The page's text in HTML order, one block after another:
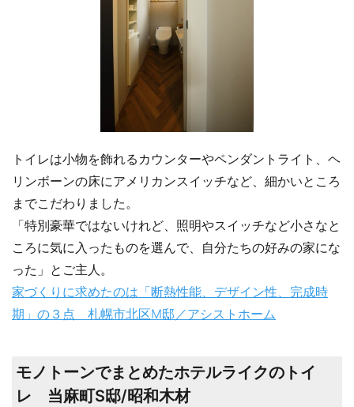
トイレは小物を飾れるカウンターやペンダントライト、ヘ
リンボーンの床にアメリカンスイッチなど、細かいところ
までこだわりました。
「特別豪華ではないけれど、照明やスイッチなど小さなと
ころに気に入ったものを選んで、自分たちの好みの家にな
った」とご主人。
家づくりに求めたのは「断熱性能、デザイン性、完成時
期」の３点 札幌市北区M邸／アシストホーム
モノトーンでまとめたホテルライクのトイ
レ 当麻町S邸/昭和木材